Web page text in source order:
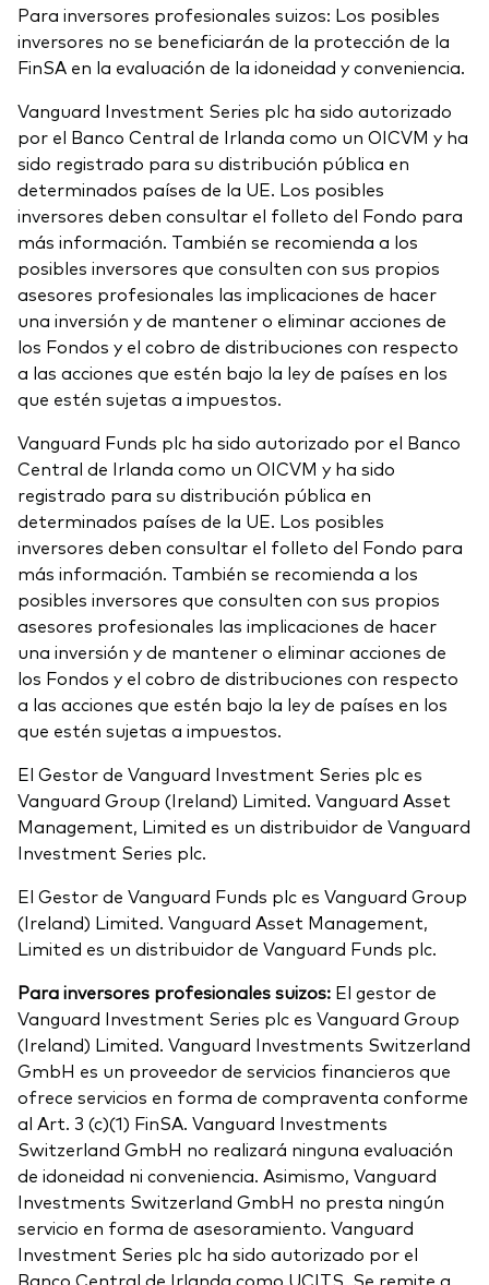
Para inversores profesionales suizos: Los posibles
inversores no se beneficiarán de la protección de la
FinSA en la evaluación de la idoneidad y conveniencia.
Vanguard Investment Series plc ha sido autorizado
por el Banco Central de Irlanda como un OICVM y ha
sido registrado para su distribución pública en
determinados países de la UE. Los posibles
inversores deben consultar el folleto del Fondo para
más información. También se recomienda a los
posibles inversores que consulten con sus propios
asesores profesionales las implicaciones de hacer
una inversión y de mantener o eliminar acciones de
los Fondos y el cobro de distribuciones con respecto
a las acciones que estén bajo la ley de países en los
que estén sujetas a impuestos.
Vanguard Funds plc ha sido autorizado por el Banco
Central de Irlanda como un OICVM y ha sido
registrado para su distribución pública en
determinados países de la UE. Los posibles
inversores deben consultar el folleto del Fondo para
más información. También se recomienda a los
posibles inversores que consulten con sus propios
asesores profesionales las implicaciones de hacer
una inversión y de mantener o eliminar acciones de
los Fondos y el cobro de distribuciones con respecto
a las acciones que estén bajo la ley de países en los
que estén sujetas a impuestos.
El Gestor de Vanguard Investment Series plc es
Vanguard Group (Ireland) Limited. Vanguard Asset
Management, Limited es un distribuidor de Vanguard
Investment Series plc.
El Gestor de Vanguard Funds plc es Vanguard Group
(Ireland) Limited. Vanguard Asset Management,
Limited es un distribuidor de Vanguard Funds plc.
Para inversores profesionales suizos: El gestor de
Vanguard Investment Series plc es Vanguard Group
(Ireland) Limited. Vanguard Investments Switzerland
GmbH es un proveedor de servicios financieros que
ofrece servicios en forma de compraventa conforme
al Art. 3 (c)(1) FinSA. Vanguard Investments
Switzerland GmbH no realizará ninguna evaluación
de idoneidad ni conveniencia. Asimismo, Vanguard
Investments Switzerland GmbH no presta ningún
servicio en forma de asesoramiento. Vanguard
Investment Series plc ha sido autorizado por el
Banco Central de Irlanda como UCITS. Se remite a